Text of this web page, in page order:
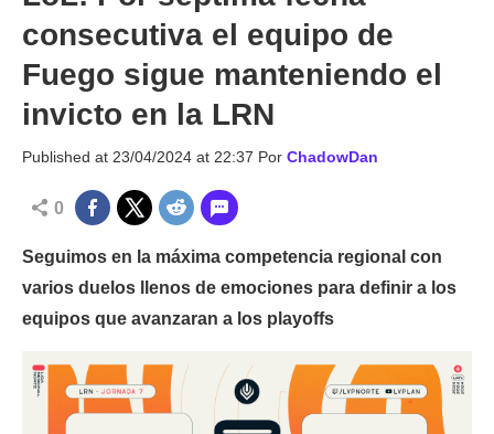
consecutiva el equipo de
Fuego sigue manteniendo el
invicto en la LRN
Published at 23/04/2024 at 22:37 Por ChadowDan
0
Seguimos en la máxima competencia regional con
varios duelos llenos de emociones para definir a los
equipos que avanzaran a los playoffs